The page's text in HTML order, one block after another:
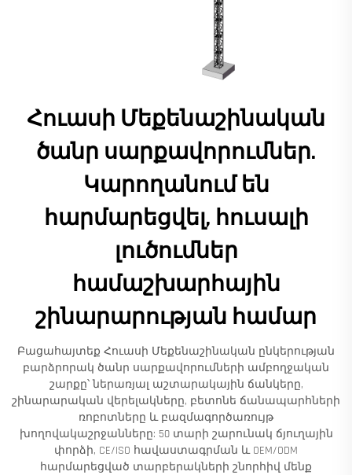
Հուասի Մեքենաշինական
ծանր սարքավորումներ.
Կարողանում են
հարմարեցվել, հուսալի
լուծումներ
համաշխարհային
շինարարության համար
Բացահայտեք Հուասի Մեքենաշինական ընկերության
բարձրորակ ծանր սարքավորումների ամբողջական
շարքը՝ ներառյալ աշտարակային ճանկերը,
շինարարական վերելակները, բետոնե ճանապարհների
ռոբոտները և բազմագործառույթ
խողովակաշրջանները: 50 տարի շարունակ ճյուղային
փորձի, CE/ISO հավաստագրման և OEM/ODM
հարմարեցված տարբերակների շնորհիվ մենք